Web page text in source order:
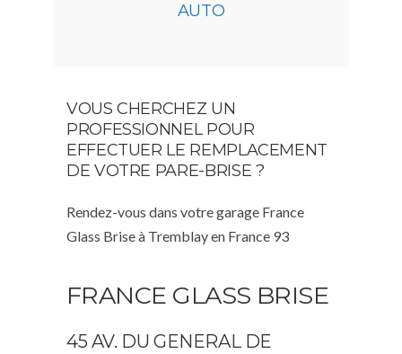
AUTO
VOUS CHERCHEZ UN
PROFESSIONNEL POUR
EFFECTUER LE REMPLACEMENT
DE VOTRE PARE-BRISE ?
Rendez-vous dans votre garage France
Glass Brise à Tremblay en France 93
FRANCE GLASS BRISE
45 AV. DU GENERAL DE